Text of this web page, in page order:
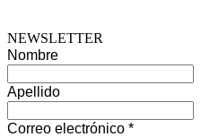
NEWSLETTER
Nombre
Apellido
Correo electrónico *